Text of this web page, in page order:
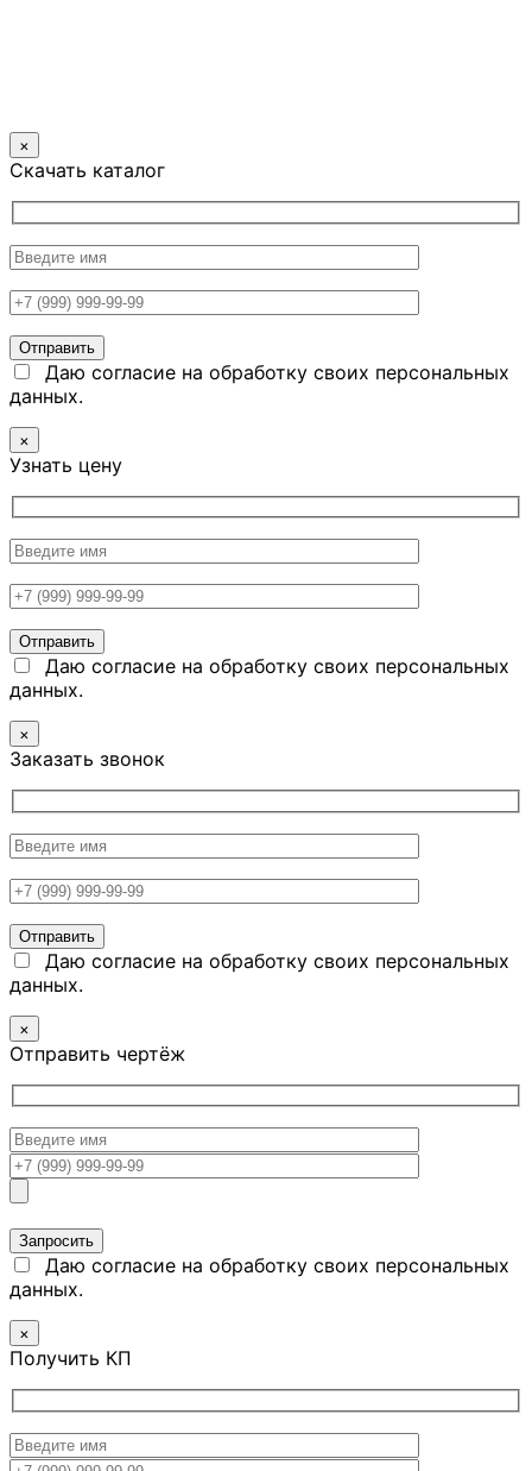
×
Скачать каталог
Даю согласие на обработку своих персональных
данных.
×
Узнать цену
Даю согласие на обработку своих персональных
данных.
×
Заказать звонок
Даю согласие на обработку своих персональных
данных.
×
Отправить чертёж
Даю согласие на обработку своих персональных
данных.
×
Получить КП